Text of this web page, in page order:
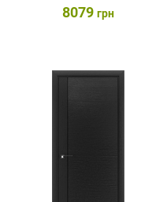
8079 грн